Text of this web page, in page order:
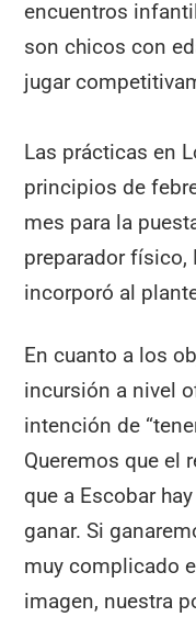
encuentros
son chicos con
jugar
Las prácticas en
principios de
mes para la
preparador físico,
incorporó al
En cuanto a los
incursión a nivel
intención de
Queremos que el
que a Escobar
ganar. Si
muy complicado
imagen, nuestra